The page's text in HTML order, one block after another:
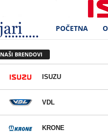
e
r
POČETNA
NAŠI BRENDOVI
ISUZU
VDL
KRONE